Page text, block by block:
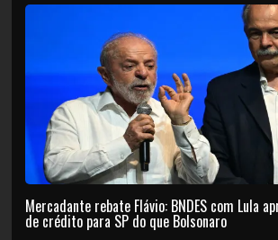
Mercadante rebate Flávio: BNDES com Lula
de crédito para SP do que Bolsonaro